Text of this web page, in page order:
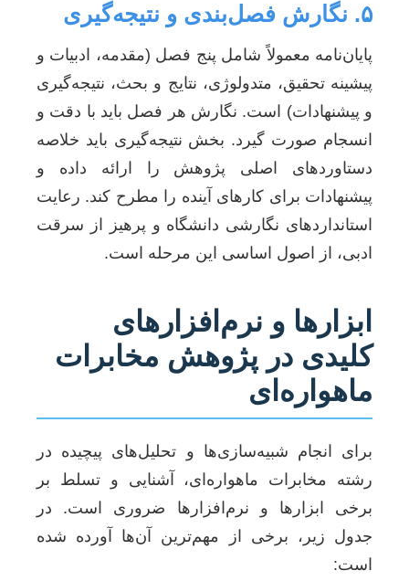
۵. نگارش فصل‌بندی و نتیجه‌گیری
پایان‌نامه معمولاً شامل پنج فصل (مقدمه، ادبیات و
پیشینه تحقیق، متدولوژی، نتایج و بحث، نتیجه‌گیری
و پیشنهادات) است. نگارش هر فصل باید با دقت و
انسجام صورت گیرد. بخش نتیجه‌گیری باید خلاصه
دستاوردهای اصلی پژوهش را ارائه داده و
پیشنهادات برای کارهای آینده را مطرح کند. رعایت
استانداردهای نگارشی دانشگاه و پرهیز از سرقت
ادبی، از اصول اساسی این مرحله است.
ابزارها و نرم‌افزارهای
کلیدی در پژوهش مخابرات
ماهواره‌ای
برای انجام شبیه‌سازی‌ها و تحلیل‌های پیچیده در
رشته مخابرات ماهواره‌ای، آشنایی و تسلط بر
برخی ابزارها و نرم‌افزارها ضروری است. در
جدول زیر، برخی از مهم‌ترین آن‌ها آورده شده
است: